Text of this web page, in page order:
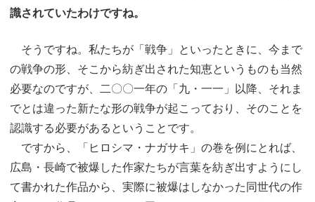
識されていたわけですね。
そうですね。私たちが「戦争」といったときに、今まで
の戦争の形、そこから紡ぎ出された知恵というものも当然
必要なのですが、二〇〇一年の「九・一一」以降、それま
でとは違った新たな形の戦争が起こっており、そのことを
認識する必要があるということです。
ですから、「ヒロシマ・ナガサキ」の巻を例にとれば、
広島・長崎で被爆した作家たちが言葉を紡ぎ出すようにし
て書かれた作品から、実際に被爆はしなかった同世代の作